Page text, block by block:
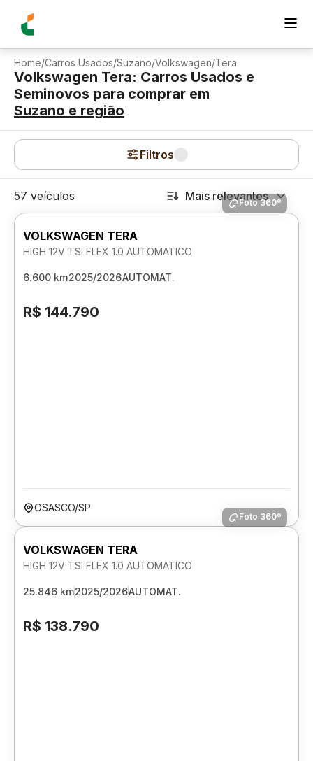
Home/Carros Usados/Suzano/Volkswagen/Tera
Volkswagen Tera: Carros Usados e
Seminovos para comprar em
Suzano e região
Filtros
57 veículos Mais relevantes
Foto 360º
VOLKSWAGEN TERA
HIGH 12V TSI FLEX 1.0 AUTOMATICO
6.600 km2025/2026AUTOMAT.
R$ 144.790
OSASCO/SP
Foto 360º
VOLKSWAGEN TERA
HIGH 12V TSI FLEX 1.0 AUTOMATICO
25.846 km2025/2026AUTOMAT.
R$ 138.790